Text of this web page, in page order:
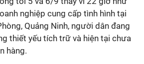
nghiệp cung cấp tình hình tại
Quảng Ninh, người dân đang
thiết yếu tích trữ và hiện tại chưa
hàng.